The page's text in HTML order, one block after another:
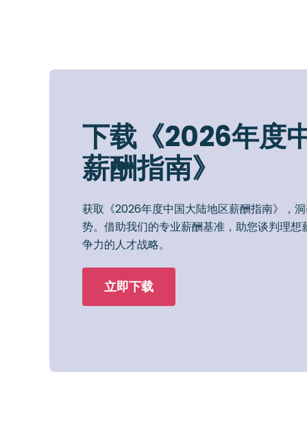
下载《2026年度
薪酬指南》
获取《2026年度中国大陆地区薪酬指南》，
势。借助我们的专业薪酬基准，助您谈判理
争力的人才战略。
立即下载